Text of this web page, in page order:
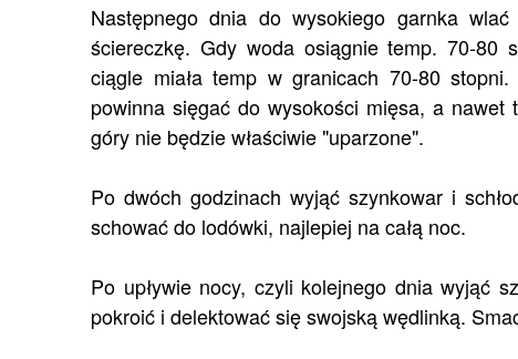
Następnego dnia do wysokiego garnka
ściereczkę. Gdy woda osiągnie temp. 70-80
ciągle miała temp w granicach 70-80
powinna sięgać do wysokości mięsa, a
góry nie będzie właściwie "uparzone".
Po dwóch godzinach wyjąć szynkowar i
schować do lodówki, najlepiej na całą noc.
Po upływie nocy, czyli kolejnego dnia wyjąć
pokroić i delektować się swojską wędlinką.